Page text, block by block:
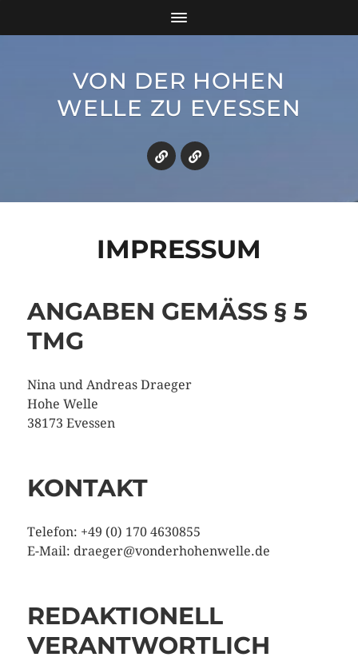
VON DER HOHEN
WELLE ZU EVESSEN
IMPRESSUM
ANGABEN GEMÄSS § 5 T
MG
Nina und Andreas Draeger
Hohe Welle
38173 Evessen
KONTAKT
Telefon: +49 (0) 170 4630855
E-Mail: draeger@vonderhohenwelle.de
REDAKTIONELL
VERANTWORTLICH